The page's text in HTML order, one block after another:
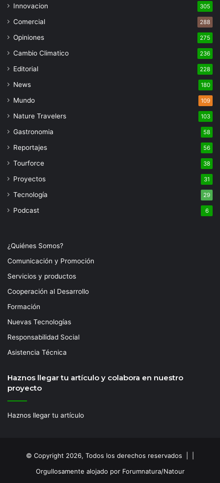
Innovacion 305
Comercial 288
Opiniones 275
Cambio Climatico 236
Editorial 228
News 180
Mundo 109
Nature Travelers 103
Gastronomia 58
Reportajes 56
Tourforce 38
Proyectos 31
Tecnología 29
Podcast 6
¿Quiénes Somos?
Comunicación y Promoción
Servicios y productos
Cooperación al Desarrollo
Formación
Nuevas Tecnologías
Responsabilidad Social
Asistencia Técnica
Haznos llegar tu artículo y colabora en nuestro
proyecto
Haznos llegar tu artículo
© Copyright 2026, Todos los derechos reservados | |
Orgullosamente alojado por Forumnatura/Natour